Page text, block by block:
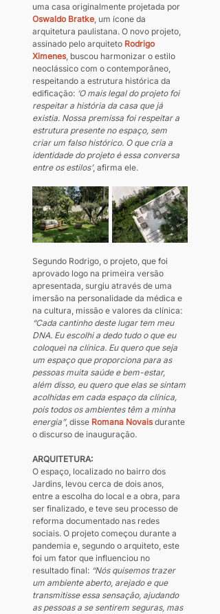
uma casa originalmente projetada por
Oswaldo Bratke , um ícone da
arquitetura paulistana. O novo projeto,
assinado pelo arquiteto Rodrigo
Ximenes, buscou harmonizar o estilo
neoclássico com o contemporâneo,
respeitando a estrutura histórica da
edificação: ‘O mais legal do projeto foi
respeitar a história da casa que já
existia. Nossa premissa foi respeitar a
estrutura presente no espaço, sem
criar um falso histórico. O que cria a
identidade do projeto é essa conversa
entre os estilos’, afirma ele.
Segundo Rodrigo, o projeto, que foi
aprovado logo na primeira versão
apresentada, surgiu através de uma
imersão na personalidade da médica e
na cultura, missão e valores da clínica:
“Cada cantinho deste lugar tem meu
DNA. Eu escolhi a dedo tudo o que eu
coloquei na clínica. Eu quero que seja
um espaço que proporciona para as
pessoas muita saúde e bem-estar,
além disso, eu quero que elas se sintam
acolhidas em cada espaço da clínica,
pois todos os ambientes têm a minha
energia”, disse Romana Novais durante
o discurso de inauguração.
ARQUITETURA:
O espaço, localizado no bairro dos
Jardins, levou cerca de dois anos,
entre a escolha do local e a obra, para
ser finalizado, e teve seu processo de
reforma documentado nas redes
sociais. O projeto começou durante a
pandemia e, segundo o arquiteto, este
foi um fator que influenciou no
resultado final: “Nós quisemos trazer
um ambiente aberto, arejado e que
transmitisse essa sensação, ajudando
as pessoas a se sentirem seguras, mas